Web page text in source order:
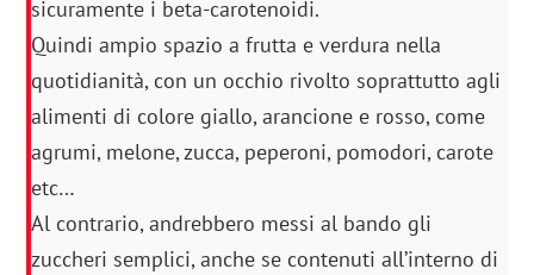
sicuramente i beta-carotenoidi.
Quindi ampio spazio a frutta e verdura nella
quotidianità, con un occhio rivolto soprattutto agli
alimenti di colore giallo, arancione e rosso, come
agrumi, melone, zucca, peperoni, pomodori, carote
etc…
Al contrario, andrebbero messi al bando gli
zuccheri semplici, anche se contenuti all’interno di